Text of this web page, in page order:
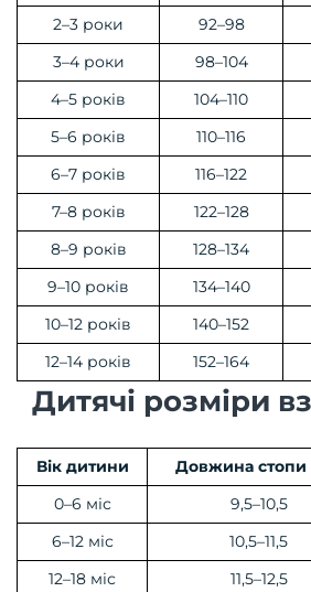
2–3 роки
92–98
3–4 роки
98–104
4–5 років
104–110
5–6 років
110–116
6–7 років
116–122
7–8 років
122–128
8–9 років
128–134
9–10 років
134–140
10–12 років
140–152
12–14 років
152–164
Дитячі розміри
Вік дитини Довжина стопи
0–6 міс
9,5–10,5
6–12 міс
10,5–11,5
12–18 міс
11,5–12,5